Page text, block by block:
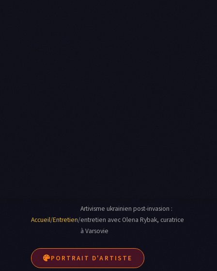
Accueil/Entretien/
Artivisme ukrainien post-invasion :
entretien avec Olena Rybak, curatrice
à Varsovie
PORTRAIT D'ARTISTE